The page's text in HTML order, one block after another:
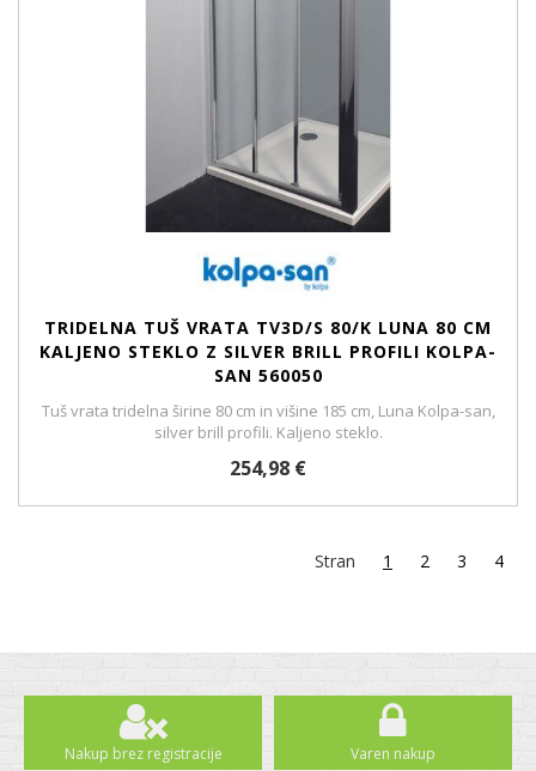
TRIDELNA TUŠ VRATA TV3D/S 80/K LUNA 80 CM
KALJENO STEKLO Z SILVER BRILL PROFILI KOLPA-
SAN 560050
Tuš vrata tridelna širine 80 cm in višine 185 cm, Luna Kolpa-san,
silver brill profili. Kaljeno steklo.
254,98 €
Stran 1 2 3 4
Nakup brez registracije Varen nakup